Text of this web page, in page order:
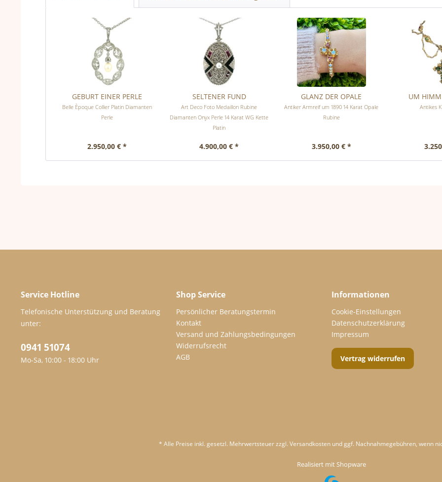
GEBURT EINER PERLE
Belle Èpoque Collier Platin Diamanten
Perle
2.950,00 € *
SELTENER FUND
Art Deco Foto Medaillon Rubine
Diamanten Onyx Perle 14 Karat WG Kette
Platin
4.900,00 € *
GLANZ DER OPALE
Antiker Armreif um 1890 14 Karat Opale
Rubine
3.950,00 € *
UM
Antikes
Service Hotline
Telefonische Unterstützung und Beratung
unter:
0941 51074
Mo-Sa, 10:00 - 18:00 Uhr
Shop Service
Persönlicher Beratungstermin
Kontakt
Versand und Zahlungsbedingungen
Widerrufsrecht
AGB
Informationen
Cookie-Einstellungen
Datenschutzerklärung
Impressum
Vertrag widerrufen
* Alle Preise inkl. gesetzl. Mehrwertsteuer zzgl. Versandkostenund ggf. Nachnahmegebühren, wenn
Realisiert mit Shopware